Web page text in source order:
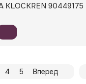
KLOCKREN 90449175
4 5 Вперед